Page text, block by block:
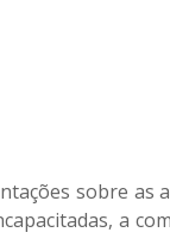
sobre as
a